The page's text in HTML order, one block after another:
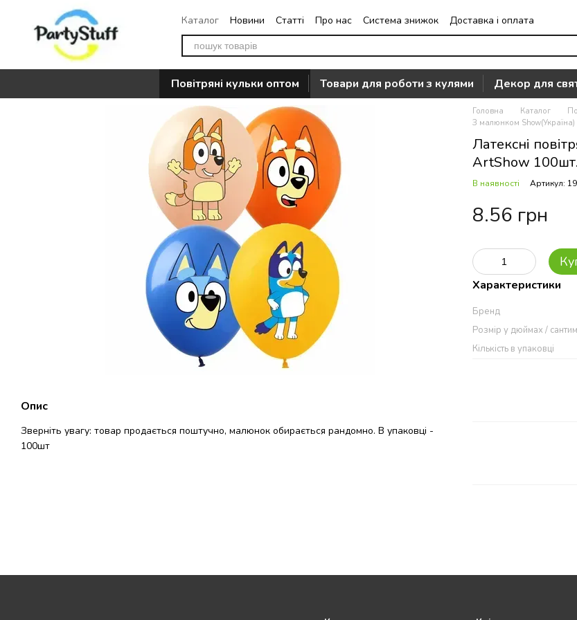
Перейти до основного контенту
Каталог Новини Статті Про нас Система знижок
Доставка і оплата
Повернення
Контакти Часто задавані питання Відгуки про магазин
Повітряні кульки оптом Товари для роботи з кулями Декор для
Опис
Зверніть увагу: товар продається поштучно, малюнок обирається рандомно. В упаковці -
100шт
Головна Каталог
З малюнком Show(Україна)
Латексні
ArtShow 100шт.
В наявності Артикул:
8.56 грн
Характеристики
Бренд
Розмір у дюймах /
Кількість в упаковці